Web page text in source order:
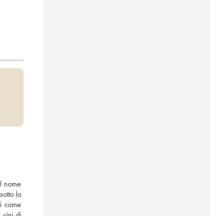
nome
la
come